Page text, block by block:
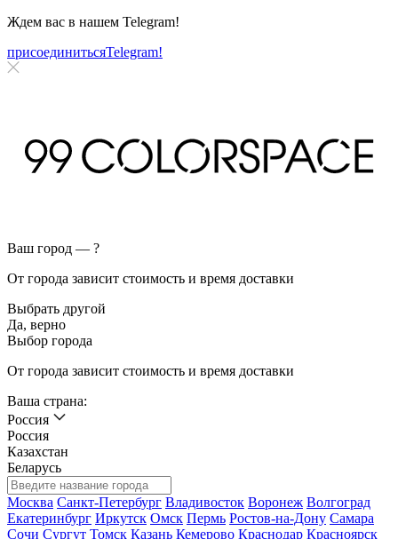
Ждем вас в нашем Telegram!
присоединитьсяTelegram!
Ваш город — ?
От города зависит стоимость и время доставки
Выбрать другой
Да, верно
Выбор города
От города зависит стоимость и время доставки
Ваша страна:
Россия
Россия
Казахстан
Беларусь
Москва Санкт-Петербург Владивосток Воронеж Волгоград
Екатеринбург Иркутск Омск Пермь Ростов-на-Дону Самара
Сочи Сургут Томск Казань Кемерово Краснодар Красноярск